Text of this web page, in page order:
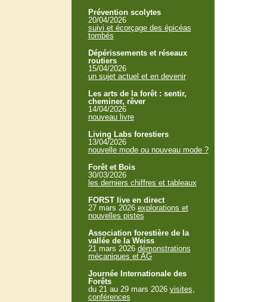
Prévention scolytes
20/04/2026
suivi et écorçage des épicéas
tombés
Dépérissements et réseaux
routiers
15/04/2026
un sujet actuel et en devenir
Les arts de la forêt : sentir,
cheminer, rêver
14/04/2026
nouveau livre
Living Labs forestiers
13/04/2026
nouvelle mode ou nouveau mode ?
Forêt et Bois
30/03/2026
les derniers chiffres et tableaux
FORST live en direct
27 mars 2026 explorations et
nouvelles pistes
Association forestière de la
vallée de la Weiss
21 mars 2026 démonstrations
mécaniques et AG
Journée Internationale des
Forêts
du 21 au 29 mars 2026 visites,
conférences